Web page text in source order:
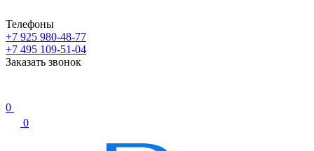
Телефоны
+7 925 980-48-77
+7 495 109-51-04
Заказать звонок
0
0